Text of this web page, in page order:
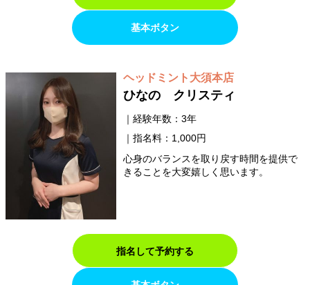
基本ボタン
ヘッドミント大須本店
ひなの クリスティ
経験年数：3年
指名料：1,000円
心身のバランスを取り戻す時間を提供で
きることを大変嬉しく思います。
指名して予約する